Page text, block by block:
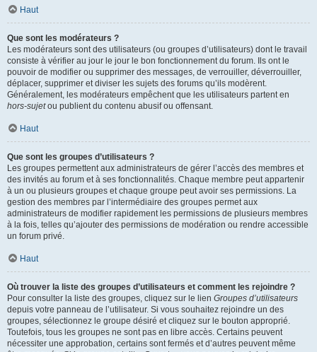
Haut
Que sont les modérateurs ?
Les modérateurs sont des utilisateurs (ou groupes d’utilisateurs) dont le travail
consiste à vérifier au jour le jour le bon fonctionnement du forum. Ils ont le
pouvoir de modifier ou supprimer des messages, de verrouiller, déverrouiller,
déplacer, supprimer et diviser les sujets des forums qu’ils modèrent.
Généralement, les modérateurs empêchent que les utilisateurs partent en
hors-sujetou publient du contenu abusif ou offensant.
Haut
Que sont les groupes d’utilisateurs ?
Les groupes permettent aux administrateurs de gérer l’accès des membres et
des invités au forum et à ses fonctionnalités. Chaque membre peut appartenir
à un ou plusieurs groupes et chaque groupe peut avoir ses permissions. La
gestion des membres par l’intermédiaire des groupes permet aux
administrateurs de modifier rapidement les permissions de plusieurs membres
à la fois, telles qu’ajouter des permissions de modération ou rendre accessible
un forum privé.
Haut
Où trouver la liste des groupes d’utilisateurs et comment les rejoindre ?
Pour consulter la liste des groupes, cliquez sur le lien Groupes d’utilisateurs
depuis votre panneau de l’utilisateur. Si vous souhaitez rejoindre un des
groupes, sélectionnez le groupe désiré et cliquez sur le bouton approprié.
Toutefois, tous les groupes ne sont pas en libre accès. Certains peuvent
nécessiter une approbation, certains sont fermés et d’autres peuvent même